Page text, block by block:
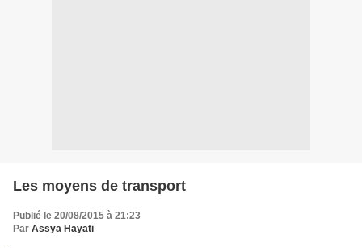
Les moyens de transport
Publié le 20/08/2015 à 21:23
Par Assya Hayati